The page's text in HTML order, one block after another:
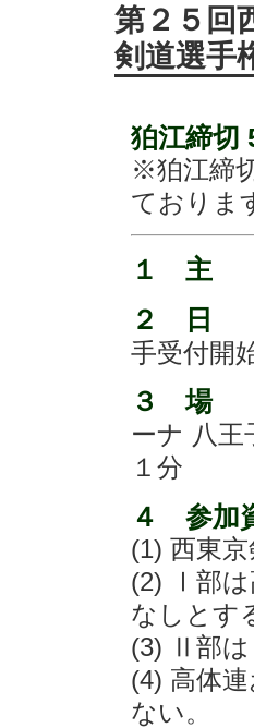
第２５回
剣道選手
狛江締切
※狛江締
ておりま
１ 主
２ 日
手受付開
３ 場
ーナ 八
１分
４ 参加
(1) 西東
(2) Ⅰ部は
なしとす
(3) Ⅱ部は
(4) 高体
ない。